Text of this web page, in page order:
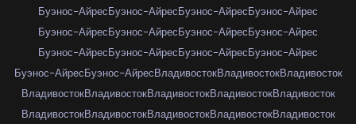
Буэнос-АйресБуэнос-АйресБуэнос-АйресБуэнос-Айрес
Буэнос-АйресБуэнос-АйресБуэнос-АйресБуэнос-Айрес
Буэнос-АйресБуэнос-АйресБуэнос-АйресБуэнос-Айрес
Буэнос-АйресБуэнос-АйресВладивостокВладивостокВладивосток
ВладивостокВладивостокВладивостокВладивостокВладивосток
ВладивостокВладивостокВладивостокВладивостокВладивосток